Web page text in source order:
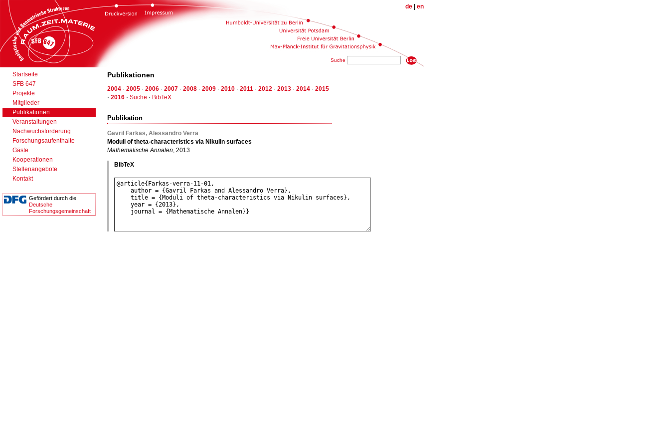
de en
Suche
Startseite
SFB 647
Projekte
Mitglieder
Publikationen
Veranstaltungen
Nachwuchsförderung
Forschungsaufenthalte
Gäste
Kooperationen
Stellenangebote
Kontakt
Gefördert durch die
Deutsche
Forschungsgemeinschaft
Publikationen
2004 · 2005 · 2006 · 2007 · 2008 · 2009 · 2010 · 2011 · 2012 · 2013 · 2014 · 2015
· 2016 · Suche · BibTeX
Publikation
Gavril Farkas, Alessandro Verra
Moduli of theta-characteristics via Nikulin surfaces
Mathematische Annalen, 2013
BibTeX